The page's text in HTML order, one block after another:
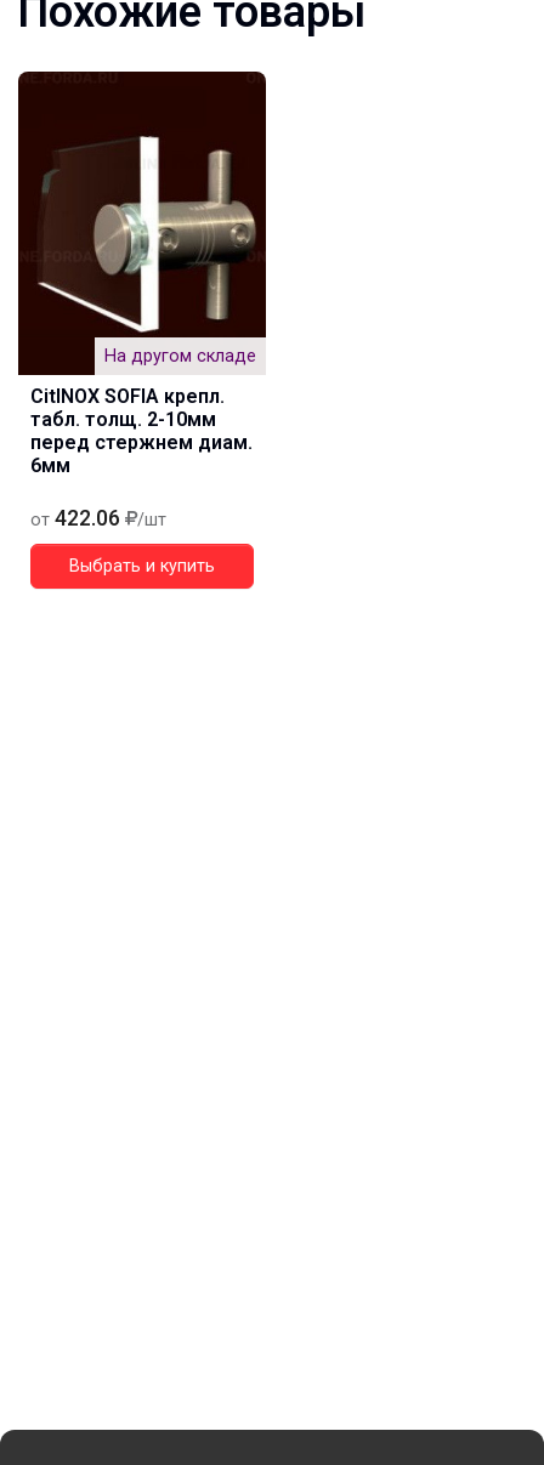
Похожие товары
На другом складе
CitINOX SOFIA крепл.
табл. толщ. 2-10мм
перед стержнем диам.
6мм
от 422.06 /шт
Выбрать и купить